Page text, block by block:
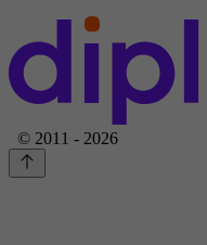
© 2011 - 2026